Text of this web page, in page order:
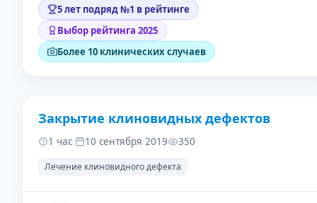
5 лет подряд №1 в рейтинге
Выбор рейтинга 2025
Более 10 клинических случаев
ДО
Закрытие клиновидных дефектов
1 час· 10 сентября 2019 350
Лечение клиновидного дефекта